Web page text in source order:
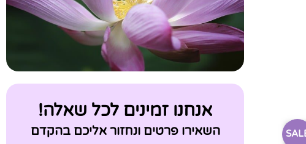
אנחנו זמינים לכל שאלה!
השאירו פרטים ונחזור אליכם בהקדם